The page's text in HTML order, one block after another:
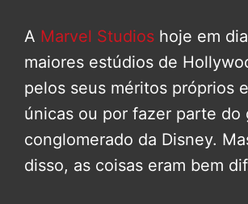
A Marvel Studios hoje em
maiores estúdios de
pelos seus méritos próprios
únicas ou por fazer parte do
conglomerado da Disney.
disso, as coisas eram bem